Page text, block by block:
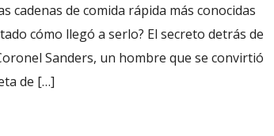
cadenas de comida rápida más conocidas
cómo llegó a serlo? El secreto detrás de
Sanders, un hombre que se convirtió
de […]